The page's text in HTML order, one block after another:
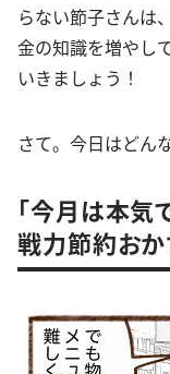
らない節子さんは
金の知識を増やし
いきましょう！
さて。今日はどん
「今月は本気
戦力節約お